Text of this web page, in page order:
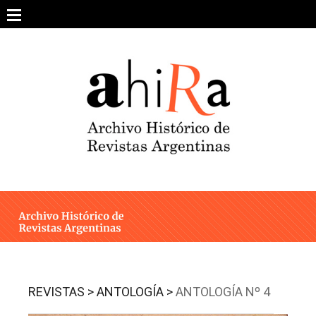
content
ARCHIVO DE REVISTAS
ESTUDIOS CRÍTICOS
INTEGRANTES
REVISTAS >ANTOLOGÍA >ANTOLOGÍA Nº 4